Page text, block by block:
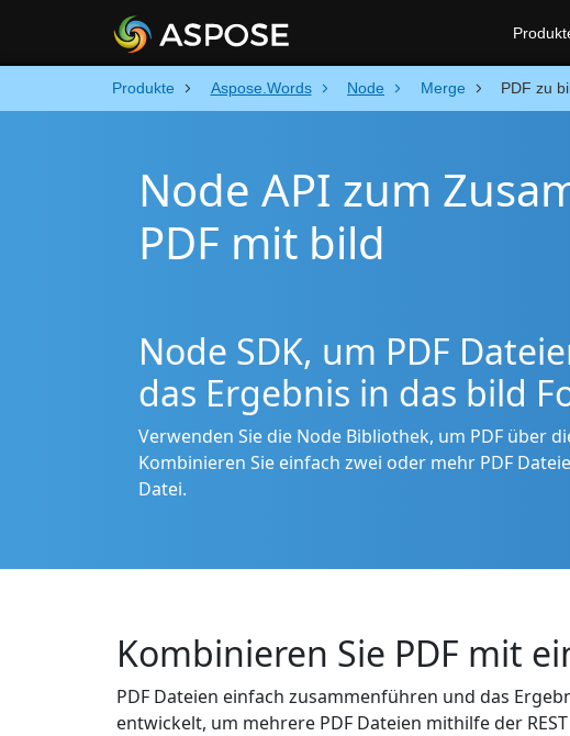
Produkte Aspose.Words Node Merge PDF zu
Node API zum
PDF mit bild
Node SDK, um PDF
das Ergebnis in das bild
Verwenden Sie die Node Bibliothek, um PDF über
Kombinieren Sie einfach zwei oder mehr PDF
Datei.
Kombinieren Sie PDF mit
PDF Dateien einfach zusammenführen und das
entwickelt, um mehrere PDF Dateien mithilfe der